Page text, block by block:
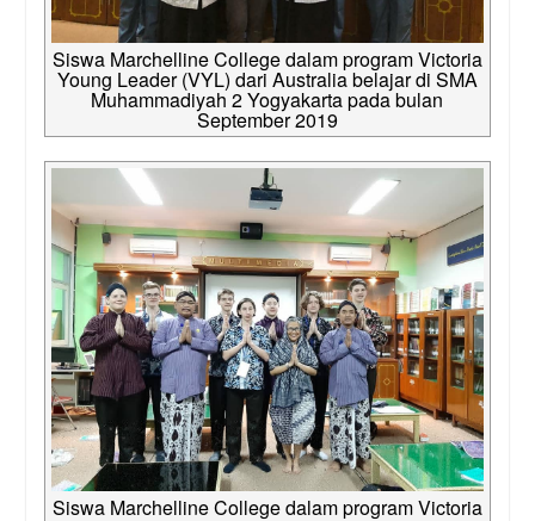
Siswa Marchelline College dalam program Victoria
Young Leader (VYL) dari Australia belajar di SMA
Muhammadiyah 2 Yogyakarta pada bulan
September 2019
Siswa Marchelline College dalam program Victoria